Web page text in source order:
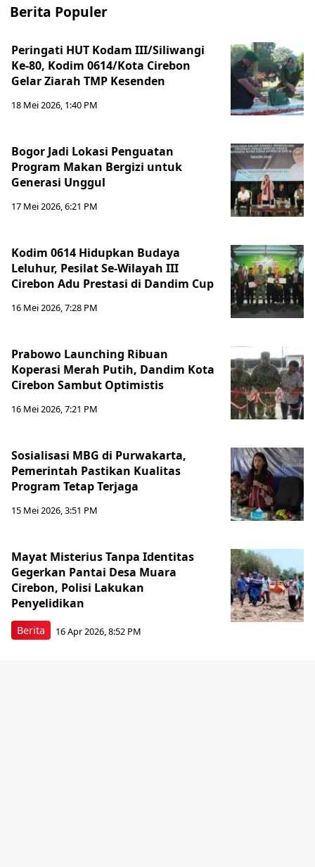
Berita Populer
Peringati HUT Kodam III/Siliwangi
Ke-80, Kodim 0614/Kota Cirebon
Gelar Ziarah TMP Kesenden
18 Mei 2026, 1:40 PM
Bogor Jadi Lokasi Penguatan
Program Makan Bergizi untuk
Generasi Unggul
17 Mei 2026, 6:21 PM
Kodim 0614 Hidupkan Budaya
Leluhur, Pesilat Se-Wilayah III
Cirebon Adu Prestasi di Dandim Cup
16 Mei 2026, 7:28 PM
Prabowo Launching Ribuan
Koperasi Merah Putih, Dandim Kota
Cirebon Sambut Optimistis
16 Mei 2026, 7:21 PM
Sosialisasi MBG di Purwakarta,
Pemerintah Pastikan Kualitas
Program Tetap Terjaga
15 Mei 2026, 3:51 PM
Berita
Mayat Misterius Tanpa Identitas
Gegerkan Pantai Desa Muara
Cirebon, Polisi Lakukan
Penyelidikan
16 Apr 2026, 8:52 PM